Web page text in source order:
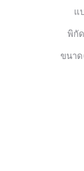
แ
พิกั
ขนาด